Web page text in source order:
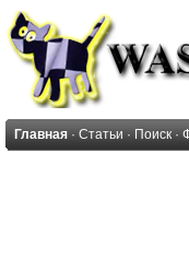
Главная · Статьи · Поиск ·